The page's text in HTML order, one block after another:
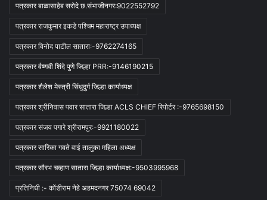
पत्रकार बाळासाहेब सरोदे छ.संभाजीनगर:9022552792
पत्रकार राजकुमार इकडे पश्चिम महाराष्ट्र उपाध्यक्ष
पत्रकार विनोद पाटील सातारा:-9762274165
पत्रकार वैष्णवी शिंदे पुणे जिल्हा PRR:-9146190215
पत्रकार शैलेश मेस्त्री सिंधुदुर्ग जिल्हा कार्याध्यक्ष
पत्रकार श्रीनिवास पवार सातारा जिल्हा ACLS CHIEF रिपोर्टर :-9765698150
पत्रकार संजय पगारे श्रीरामपुर:-9921180022
पत्रकार सारिका गवते वाई तालुका महिला अध्यक्ष
पत्रकार सौरभ चव्हाण सातारा जिल्हा कार्याध्यक्ष:-9503995968
प्रतिनिधी :- कोंडीराम नेहे अहमदनगर 75074 69042